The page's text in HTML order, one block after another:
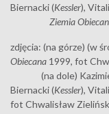
Biernacki (Kessler),
Ziemia
zdjęcia: (na górze) (w
Obiecana 1999, fot
(na dole)
Biernacki (Kessler),
fot Chwalisław